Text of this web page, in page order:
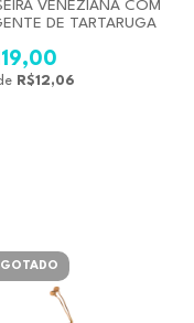
VENEZIANA COM
DE TARTARUGA
R$12,06